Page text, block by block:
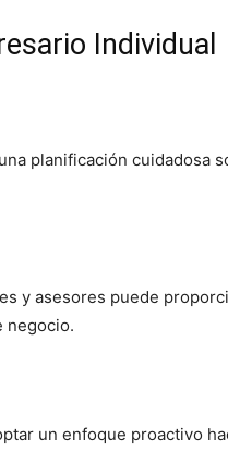
Individual
planificación cuidadosa
y asesores puede
negocio.
un enfoque proactivo